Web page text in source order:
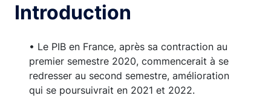
Introduction
• Le PIB en France, après sa contraction au
premier semestre 2020, commencerait à se
redresser au second semestre, amélioration
qui se poursuivrait en 2021 et 2022.